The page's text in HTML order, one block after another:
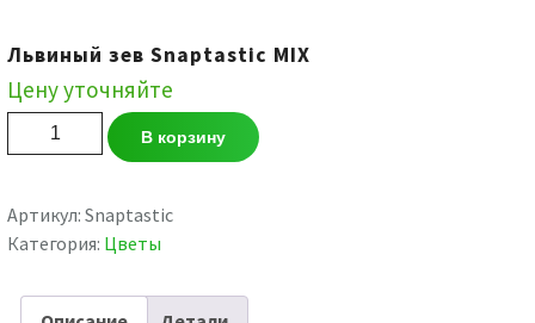
Львиный зев Snaptastic MIX
Цену уточняйте
Количество
товара
зев
Snaptastic
В корзину
Артикул: Snaptastic
Категория: Цветы